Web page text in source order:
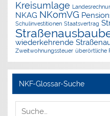
Kreisumlage
NKAG NKomVG
Schulinvestitionen Staatsvertrag
wiederkehrende
Zweitwohnungssteuer überörtliche
NKF-Glossar-Suche